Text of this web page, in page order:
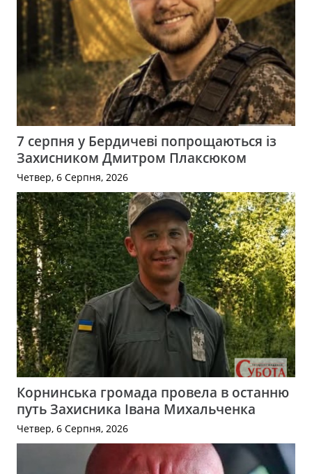
7 серпня у Бердичеві попрощаються із
Захисником Дмитром Плаксюком
Четвер, 6 Серпня, 2026
Корнинська громада провела в останню
путь Захисника Івана Михальченка
Четвер, 6 Серпня, 2026